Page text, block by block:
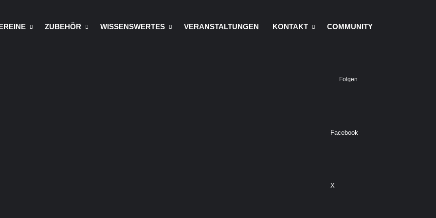
ZUBEHÖR WISSENSWERTES VERANSTALTUNGEN KONTAKT COMMUNITY
Folgen
Facebook
X